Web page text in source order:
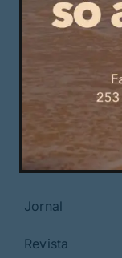
Em Guimarães
Região
Jornal
Revista